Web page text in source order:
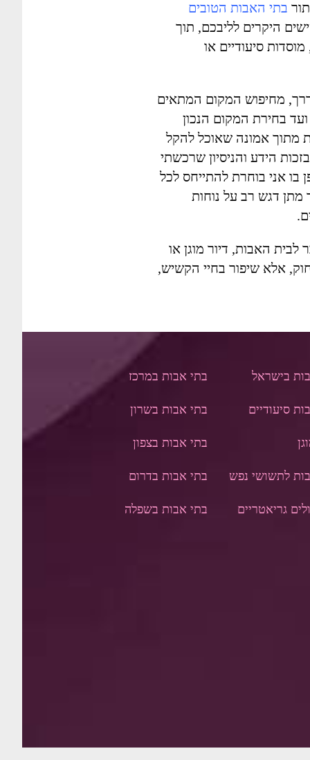
בתי האבות הטובים
היקרים לליבכם, תוך
סיעודיים או
מחיפוש המקום המתאים
בחירת המקום הנכון
מתוך אמונה שאוכל להקל
הידע והניסיון שרכשתי
בו אני בוחרת להתייחס לכל
דגש רב על נוחות
האבות, דיור מוגן או
אלא שיפור בחיי הקשיש,
בישראל
סיעודיים
לתשושי נפש
גריאטריים
בתי אבות במרכז
בתי אבות בשרון
בתי אבות בצפון
בתי אבות בדרום
בתי אבות בשפלה